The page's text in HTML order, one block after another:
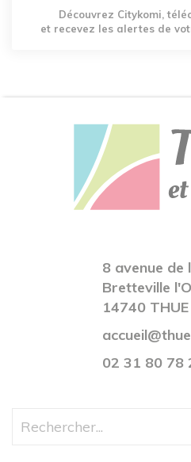
Découvrez Citykomi,
et recevez les alertes de
8 avenue de
Bretteville
14740
02 31 80 78